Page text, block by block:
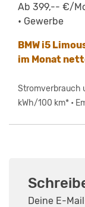
Ab 399,-- €/
• Gewerbe
BMW i5
im Monat
Stromverbrauch
kWh/100 km* •
Deine E-